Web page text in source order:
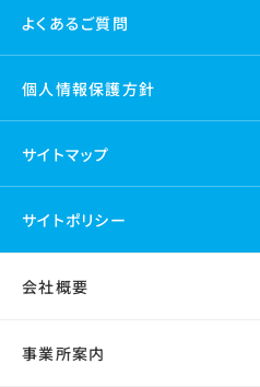
よくあるご質問
個人情報保護方針
サイトマップ
サイトポリシー
会社概要
事業所案内